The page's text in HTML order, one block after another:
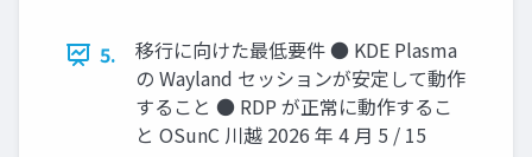
5.
移行に向けた最低要件 ● KDE Plasma
の Wayland セッションが安定して動作
すること ● RDP が正常に動作するこ
と OSunC 川越 2026 年 4 月 5 / 15